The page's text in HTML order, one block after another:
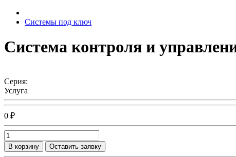
Системы под ключ
Система контроля и
Серия:
Услуга
0 ₽
В корзину Оставить заявку